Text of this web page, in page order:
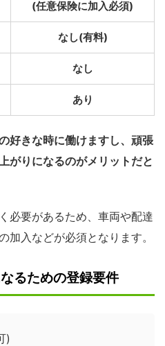
(任意保険に加入必須)
なし(有料)
なし
あり
好きな時に働けますし、頑張
がりになるのがメリットだと
必要があるため、車両や配達
加入などが必須となります。
るための登録要件
)